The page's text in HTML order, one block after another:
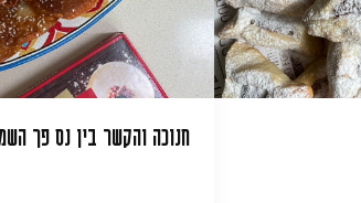
חנוכה והקשר בין נס פך